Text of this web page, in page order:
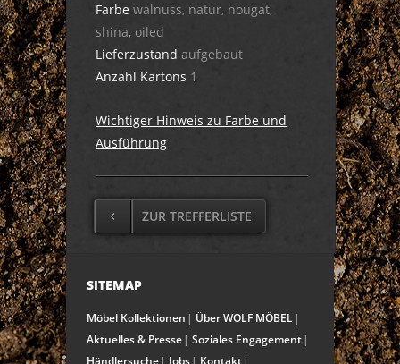
Farbe walnuss, natur, nougat,
shina, oiled
Lieferzustand aufgebaut
Anzahl Kartons 1
Wichtiger Hinweis zu Farbe und
Ausführung
ZUR TREFFERLISTE
SITEMAP
Möbel Kollektionen
Über WOLF MÖBEL
Aktuelles & Presse
Soziales Engagement
Händlersuche
Jobs
Kontakt